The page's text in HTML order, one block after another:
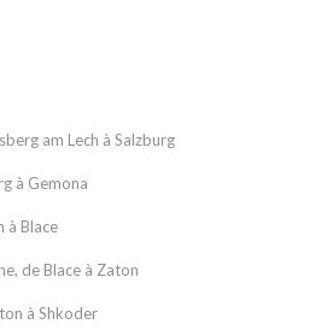
am Lech à Salzburg
à Gemona
à Blace
de Blace à Zaton
à Shkoder